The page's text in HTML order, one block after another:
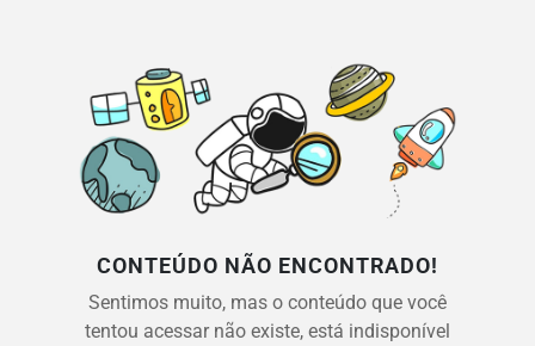
CONTEÚDO NÃO ENCONTRADO!
Sentimos muito, mas o conteúdo que você
tentou acessar não existe, está indisponível